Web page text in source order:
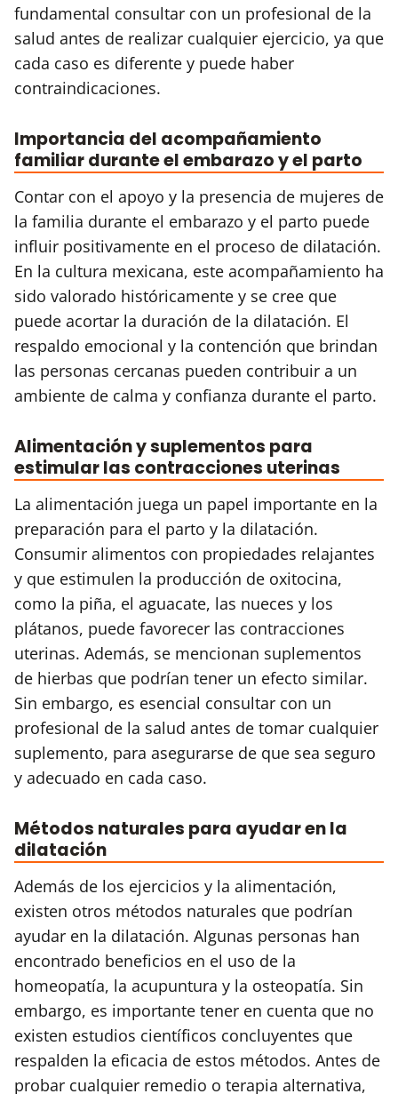
fundamental consultar con un profesional de la
salud antes de realizar cualquier ejercicio, ya que
cada caso es diferente y puede haber
contraindicaciones.
Importancia del acompañamiento
familiar durante el embarazo y el parto
Contar con el apoyo y la presencia de mujeres de
la familia durante el embarazo y el parto puede
influir positivamente en el proceso de dilatación.
En la cultura mexicana, este acompañamiento ha
sido valorado históricamente y se cree que
puede acortar la duración de la dilatación. El
respaldo emocional y la contención que brindan
las personas cercanas pueden contribuir a un
ambiente de calma y confianza durante el parto.
Alimentación y suplementos para
estimular las contracciones uterinas
La alimentación juega un papel importante en la
preparación para el parto y la dilatación.
Consumir alimentos con propiedades relajantes
y que estimulen la producción de oxitocina,
como la piña, el aguacate, las nueces y los
plátanos, puede favorecer las contracciones
uterinas. Además, se mencionan suplementos
de hierbas que podrían tener un efecto similar.
Sin embargo, es esencial consultar con un
profesional de la salud antes de tomar cualquier
suplemento, para asegurarse de que sea seguro
y adecuado en cada caso.
Métodos naturales para ayudar en la
dilatación
Además de los ejercicios y la alimentación,
existen otros métodos naturales que podrían
ayudar en la dilatación. Algunas personas han
encontrado beneficios en el uso de la
homeopatía, la acupuntura y la osteopatía. Sin
embargo, es importante tener en cuenta que no
existen estudios científicos concluyentes que
respalden la eficacia de estos métodos. Antes de
probar cualquier remedio o terapia alternativa,